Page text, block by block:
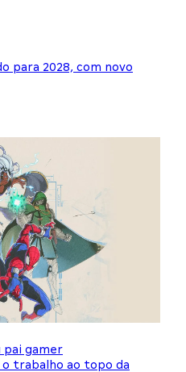
para 2028, com novo
pai gamer
trabalho ao topo da